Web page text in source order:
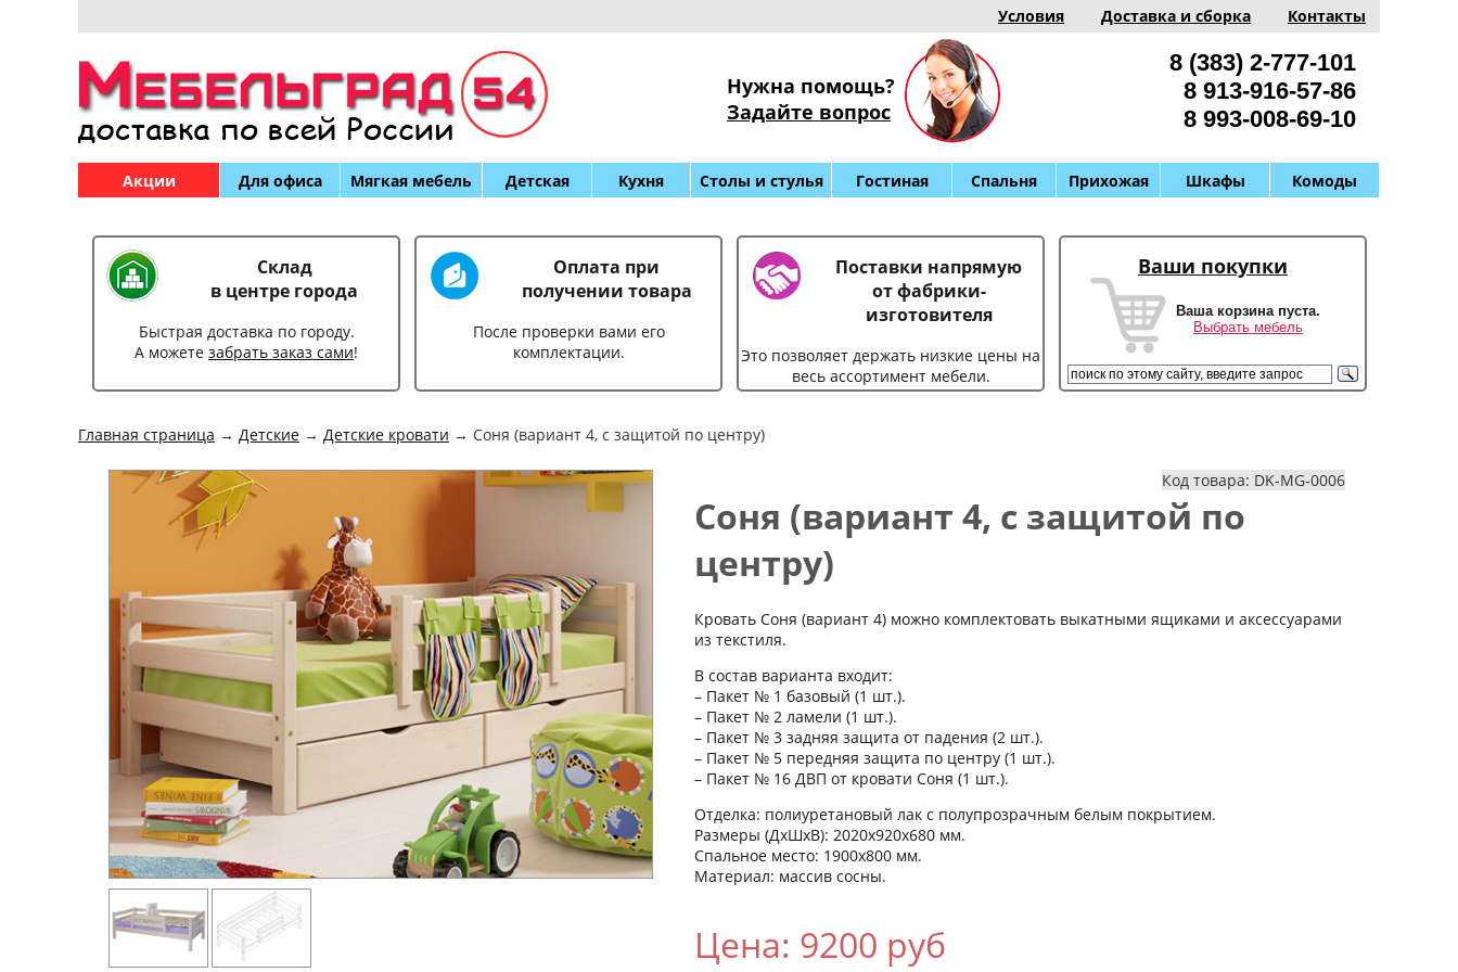
Условия Доставка и сборка Контакты
Нужна помощь?
Задайте вопрос
8 (383) 2-777-101
8 913-916-57-86
8 993-008-69-10
Акции Для офиса Мягкая мебель Детская Кухня Столы и стулья Гостиная Спальня Прихожая Шкафы Комоды
Склад
в центре города
Быстрая доставка по городу.
А можете забрать заказ сами!
Оплата при
получении товара
После проверки вами его
комплектации.
Поставки напрямую
от фабрики-
изготовителя
Это позволяет держать низкие цены на
весь ассортимент мебели.
Ваши покупки
Ваша корзина пуста.
Выбрать мебель
Главная страница → Детские → Детские кровати → Соня (вариант 4, с защитой по центру)
Код товара: DK-MG-0006
Соня (вариант 4, с защитой по
центру)
Кровать Соня (вариант 4) можно комплектовать выкатными ящиками и аксессуарами
из текстиля.
В состав варианта входит:
– Пакет № 1 базовый (1 шт.).
– Пакет № 2 ламели (1 шт.).
– Пакет № 3 задняя защита от падения (2 шт.).
– Пакет № 5 передняя защита по центру (1 шт.).
– Пакет № 16 ДВП от кровати Соня (1 шт.).
Отделка: полиуретановый лак с полупрозрачным белым покрытием.
Размеры (ДхШхВ): 2020х920х680 мм.
Спальное место: 1900х800 мм.
Материал: массив сосны.
Цена: 9200 руб